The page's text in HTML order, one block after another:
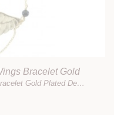
Bracelet Gold
Gold Plated De…